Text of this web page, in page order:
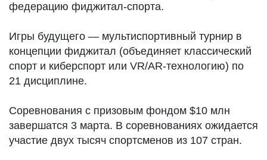
федерацию фиджитал-спорта.
Игры будущего — мультиспортивный турнир в
концепции фиджитал (объединяет классический
спорт и киберспорт или VR/AR-технологию) по
21 дисциплине.
Соревнования с призовым фондом $10 млн
завершатся 3 марта. В соревнованиях ожидается
участие двух тысяч спортсменов из 107 стран.